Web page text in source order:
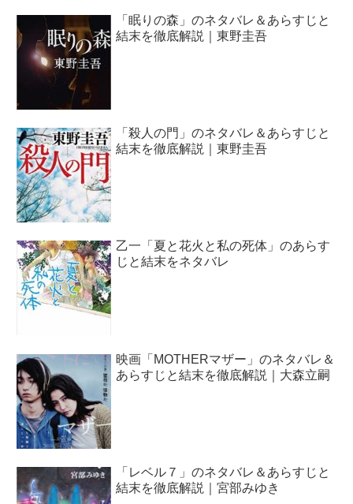
「眠りの森」のネタバレ＆あらすじと
結末を徹底解説｜東野圭吾
「殺人の門」のネタバレ＆あらすじと
結末を徹底解説｜東野圭吾
乙一「夏と花火と私の死体」のあらす
じと結末をネタバレ
映画「MOTHERマザー」のネタバレ＆
あらすじと結末を徹底解説｜大森立嗣
「レベル７」のネタバレ＆あらすじと
結末を徹底解説｜宮部みゆき